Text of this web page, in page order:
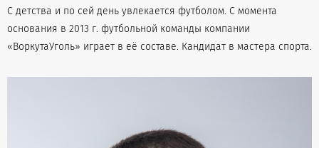
С детства и по сей день увлекается футболом. С момента
основания в 2013 г. футбольной команды компании
«ВоркутаУголь» играет в её составе. Кандидат в мастера спорта.